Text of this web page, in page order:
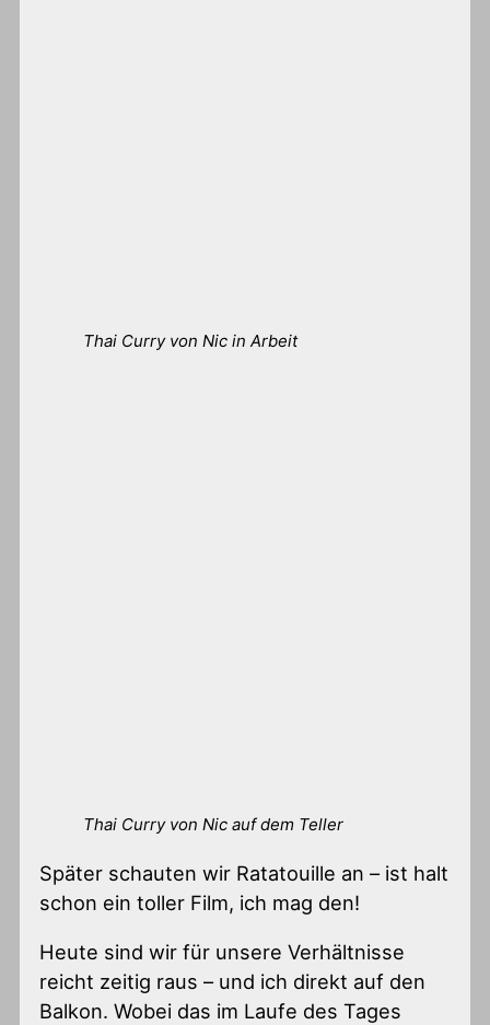
Thai Curry von Nic in Arbeit
Thai Curry von Nic auf dem Teller
Später schauten wir Ratatouille an – ist halt
schon ein toller Film, ich mag den!
Heute sind wir für unsere Verhältnisse
reicht zeitig raus – und ich direkt auf den
Balkon. Wobei das im Laufe des Tages